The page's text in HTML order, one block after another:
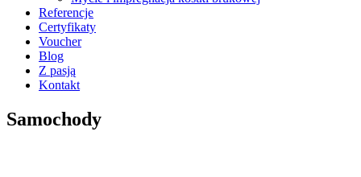
Referencje
Certyfikaty
Voucher
Blog
Z pasją
Kontakt
Samochody